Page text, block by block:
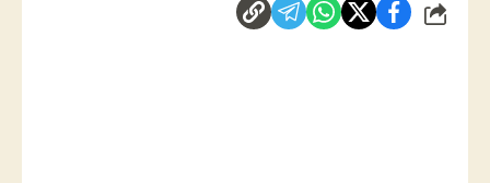
شارك